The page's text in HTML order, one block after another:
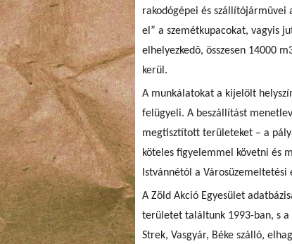
rakodógépei és szállítójármûvei
el” a szemétkupacokat, vagyis
elhelyezkedõ, összesen 14000
kerül.
A munkálatokat a kijelölt
felügyeli. A beszállítást
megtisztított területeket – a
köteles figyelemmel követni és
Istvánnétól a
A Zöld Akció Egyesület
területet találtunk 1993-ban, s
Strek, Vasgyár, Béke szálló,